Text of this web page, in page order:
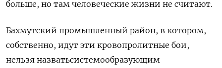
больше, но там человеческие жизни не считают.
Бахмутский промышленный район, в котором,
собственно, идут эти кровопролитные бои,
нельзя назватьсистемообразующим